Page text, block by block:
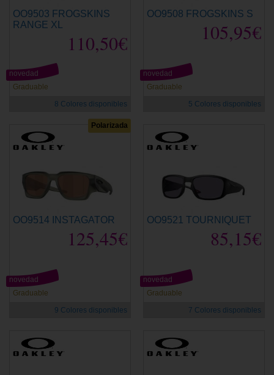
OO9503 FROGSKINS
RANGE XL
110,50€
Graduable
novedad
8 Colores disponibles
OO9508 FROGSKINS S
105,95€
Graduable
novedad
5 Colores disponibles
Polarizada
OO9514 INSTAGATOR
125,45€
Graduable
novedad
9 Colores disponibles
OO9521 TOURNIQUET
85,15€
Graduable
novedad
7 Colores disponibles